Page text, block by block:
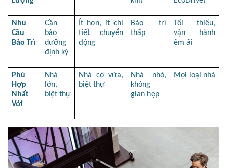
Nhu
Cầu
Bảo Trì
Cần
bảo
dưỡng
định kỳ
Ít hơn, ít chi
tiết chuyển
động
Bảo trì
thấp
Tối thiểu,
vận hành
êm ái
Phù
Hợp
Nhất
Với
Nhà
lớn,
biệt thự
Nhà cỡ vừa,
biệt thự
Nhà nhỏ,
không
gian hẹp
Mọi loại nhà